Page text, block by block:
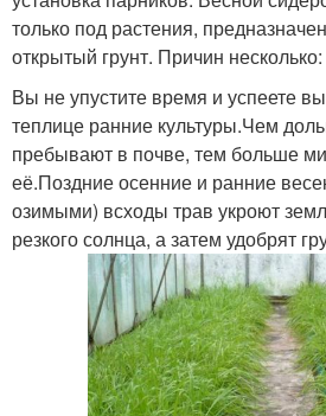
только под растения,
открытый грунт. Причин несколько:
Вы не упустите время и успеете
теплице ранние культуры.Чем
пребывают в почве, тем больше
её.Поздние осенние и ранние
озимыми) всходы трав укроют
резкого солнца, а затем удобрят